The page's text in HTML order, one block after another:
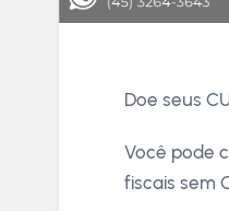
Doe seus
Você pode
fiscais sem